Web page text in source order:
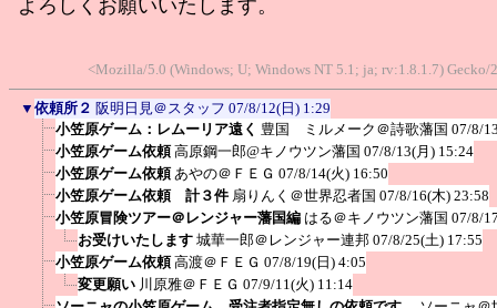
よろしくお願いいたします。
<Mozilla/5.0 (Windows; U; Windows NT 5.1; ja; rv:1.8.1.7)
▼ 依頼所２ 阪明日見＠スタッフ 07/8/12(日) 1:29
小笠原ゲーム：レムーリア遠く 豊国 ミルメーク＠詩歌藩国 07/8/
小笠原ゲーム依頼 高原鋼一郎@キノウツン藩国 07/8/13(月) 15:24
小笠原ゲーム依頼 あやの＠ＦＥＧ 07/8/14(火) 16:50
小笠原ゲーム依頼 計３件 扇りんく＠世界忍者国 07/8/16(木) 23:58
小笠原冒険ツアー＠レンジャー藩国編 はる＠キノウツン藩国 07/8/
お受けいたします 城華一郎＠レンジャー連邦 07/8/25(土) 17:55
小笠原ゲーム依頼 高渡＠ＦＥＧ 07/8/19(日) 4:05
変更願い 川原雅＠ＦＥＧ 07/9/11(火) 11:14